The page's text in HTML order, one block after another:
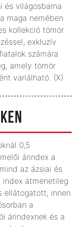
és világosbarna
maga nemében
kollekció tömör
exkluzív
számára
amely tömör
variálható. (X)
0,5
árindex a
az ázsiai és
index átmenetileg
ellátogatott, innen
a
árindexnek és a